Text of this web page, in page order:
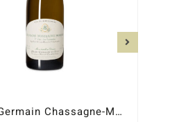
Henri Germain Chassagne-Montrachet 1er. Cru Morgeot Les Fairendes 2022